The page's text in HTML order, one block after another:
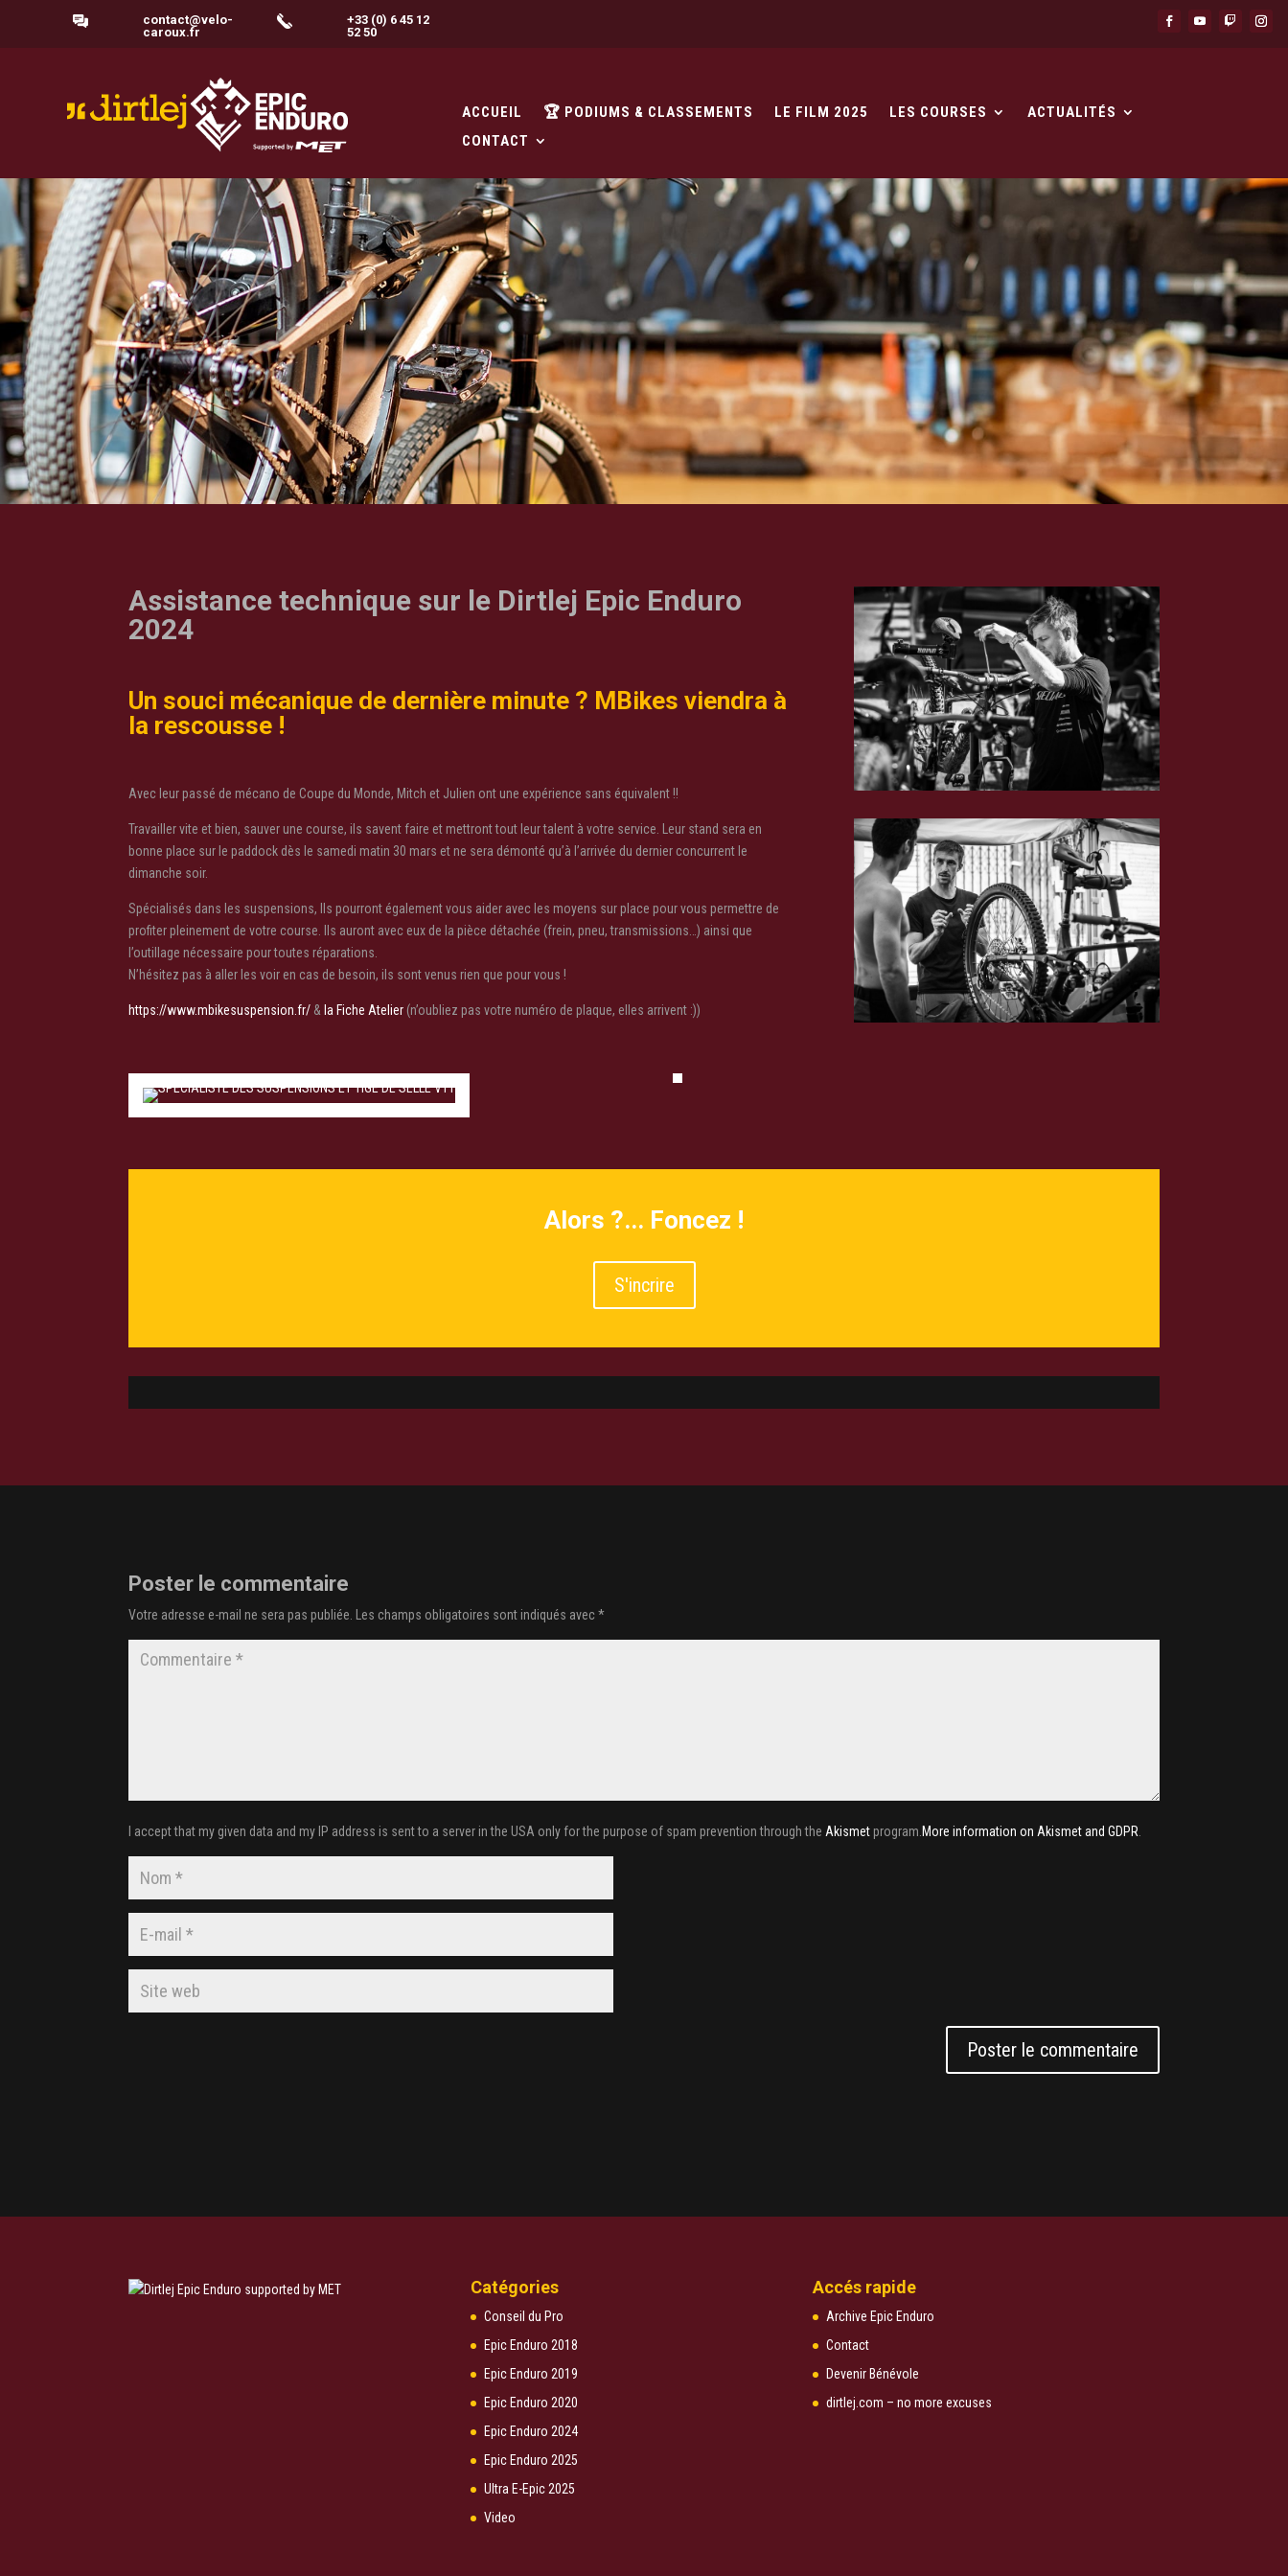
contact@velo-
caroux.fr
+33 (0) 6 45 12
52 50
ACCUEIL 🏆 PODIUMS & CLASSEMENTS LE FILM 2025 LES COURSES
ACTUALITÉS
CONTACT
Assistance technique sur le Dirtlej Epic Enduro
2024
Un souci mécanique de dernière minute ? MBikes viendra à
la rescousse !
Avec leur passé de mécano de Coupe du Monde, Mitch et Julien ont une expérience sans équivalent !!
Travailler vite et bien, sauver une course, ils savent faire et mettront tout leur talent à votre service. Leur stand sera en
bonne place sur le paddock dès le samedi matin 30 mars et ne sera démonté qu’à l’arrivée du dernier concurrent le
dimanche soir.
Spécialisés dans les suspensions, Ils pourront également vous aider avec les moyens sur place pour vous permettre de
profiter pleinement de votre course. Ils auront avec eux de la pièce détachée (frein, pneu, transmissions…) ainsi que
l’outillage nécessaire pour toutes réparations.
N’hésitez pas à aller les voir en cas de besoin, ils sont venus rien que pour vous !
https://www.mbikesuspension.fr/ & la Fiche Atelier (n’oubliez pas votre numéro de plaque, elles arrivent :))
Alors ?... Foncez !
S'incrire
Poster le commentaire
Votre adresse e-mail ne sera pas publiée. Les champs obligatoires sont indiqués avec*
I accept that my given data and my IP address is sent to a server in the USA only for the purpose of spam prevention through theAkismet program.More information on Akismet and GDPR.
Catégories
Conseil du Pro
Epic Enduro 2018
Epic Enduro 2019
Epic Enduro 2020
Epic Enduro 2024
Epic Enduro 2025
Ultra E-Epic 2025
Video
Accés rapide
Archive Epic Enduro
Contact
Devenir Bénévole
dirtlej.com – no more excuses